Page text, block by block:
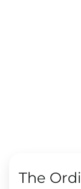
The